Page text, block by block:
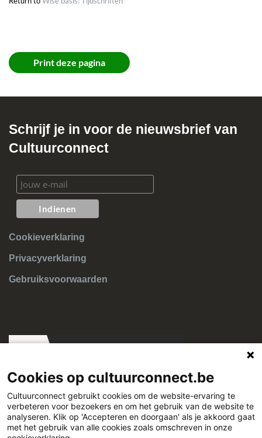
Print deze pagina
Schrijf je in voor de nieuwsbrief van
Cultuurconnect
Cookieverklaring
Privacyverklaring
Gebruiksvoorwaarden
Cultuurconnect
Cookies op cultuurconnect.be
Cultuurconnect gebruikt cookies om de website-ervaring te
verbeteren voor bezoekers en om het gebruik van de website te
analyseren. Klik op 'Accepteren en doorgaan' als je akkoord gaat
met het gebruik van alle cookies zoals omschreven in onze